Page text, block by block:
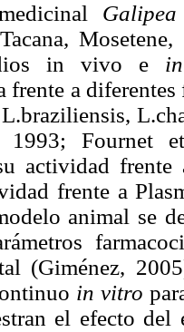
in vivo e
frente a
Fournet
actividad
frente a
animal se
(Giménez,
in vitro
el efecto